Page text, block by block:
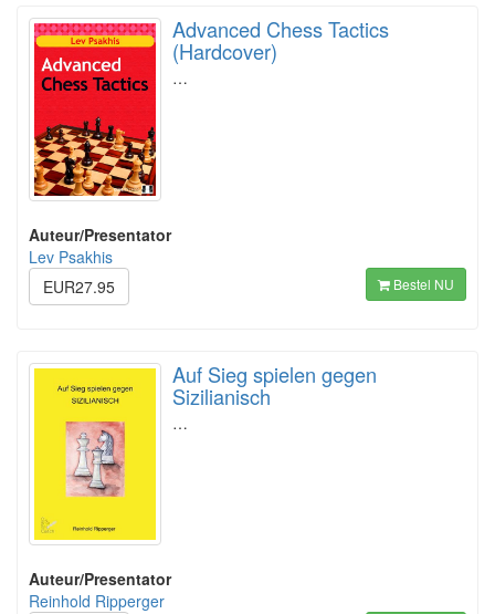
Advanced Chess Tactics
(Hardcover)
…
Auteur/Presentator
Lev Psakhis
EUR27.95
Bestel NU
Auf Sieg spielen gegen
Sizilianisch
…
Auteur/Presentator
Reinhold Ripperger